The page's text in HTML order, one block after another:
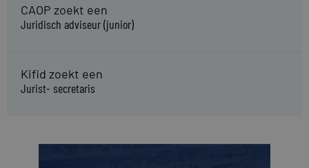
CAOP zoekt een
Juridisch adviseur (junior)
Kifid zoekt een
Jurist- secretaris